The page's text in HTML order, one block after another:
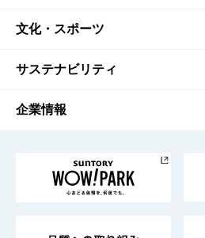
商品一覧
商品発売情報
栄養成分一覧
知る・楽しむTOP
キャンペーン
工場見学
地域情報
文化・スポーツ
文化・スポーツTOP
サントリーホール
サントリーサンバーズ大阪
サステナビリティ
サステナビリティTOP
サントリーが考えるサステナ
企業情報
企業概要